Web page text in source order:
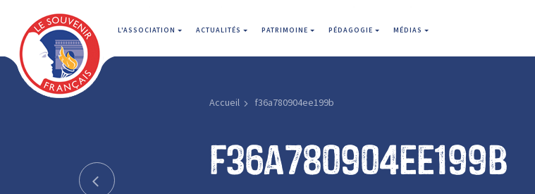
L'ASSOCIATION ACTUALITÉS PATRIMOINE PÉDAGOGIE MÉDIAS
Accueil f36a780904ee199b
f36a780904ee199b